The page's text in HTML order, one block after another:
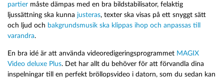
partier måste dämpas med en bra bildstabilisator, felaktig
ljussättning ska kunna justeras, texter ska visas på ett snyggt sätt
och ljud och bakgrundsmusik ska klippas ihop och anpassas till
varandra.
En bra idé är att använda videoredigeringsprogrammet MAGIX
Video deluxe Plus. Det har allt du behöver för att förvandla dina
inspelningar till en perfekt bröllopsvideo i datorn, som du sedan kan